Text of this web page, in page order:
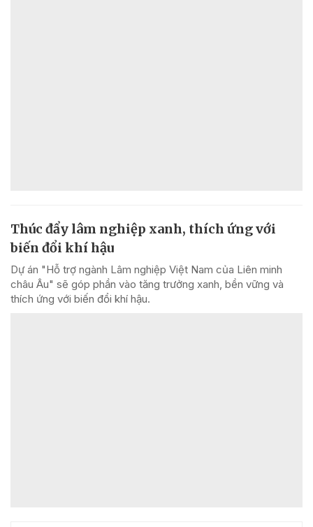
Thúc đẩy lâm nghiệp xanh, thích ứng với
biến đổi khí hậu
Dự án "Hỗ trợ ngành Lâm nghiệp Việt Nam của Liên minh
châu Âu" sẽ góp phần vào tăng trưởng xanh, bền vững và
thích ứng với biến đổi khí hậu.